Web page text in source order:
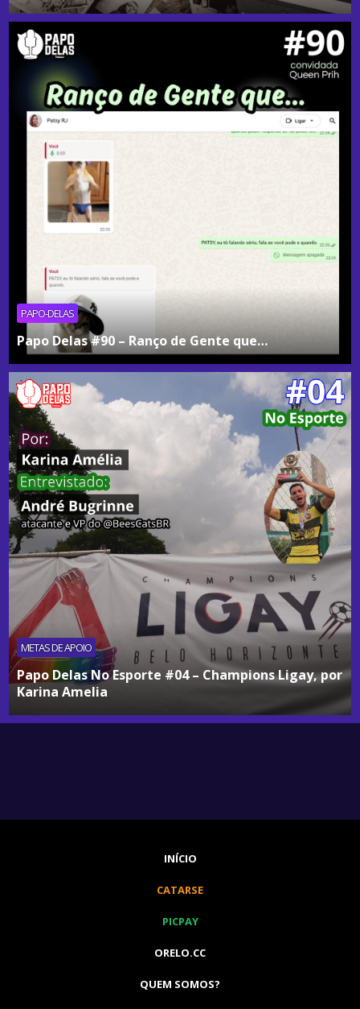
PAPO-DELAS
Papo Delas #90 – Ranço de Gente que…
METAS DE APOIO
Papo Delas No Esporte #04 – Champions Ligay, por
Karina Amelia
INÍCIO
CATARSE
PICPAY
ORELO.CC
QUEM SOMOS?